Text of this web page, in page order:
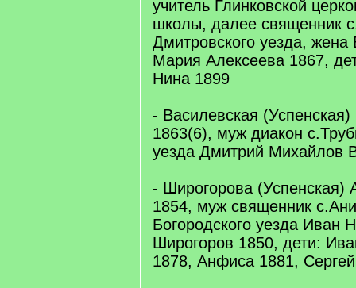
учитель Глинковской
школы, далее священник
Дмитровского уезда, жена
Мария Алексеева 1867,
Нина 1899
- Василевская
1863(6), муж диакон
уезда Дмитрий Михайлов
- Широгорова (Успенская)
1854, муж священник
Богородского уезда Иван
Широгоров 1850, дети:
1878, Анфиса 1881,